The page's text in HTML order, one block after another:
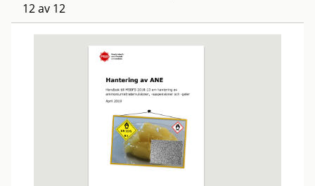
12 av 12